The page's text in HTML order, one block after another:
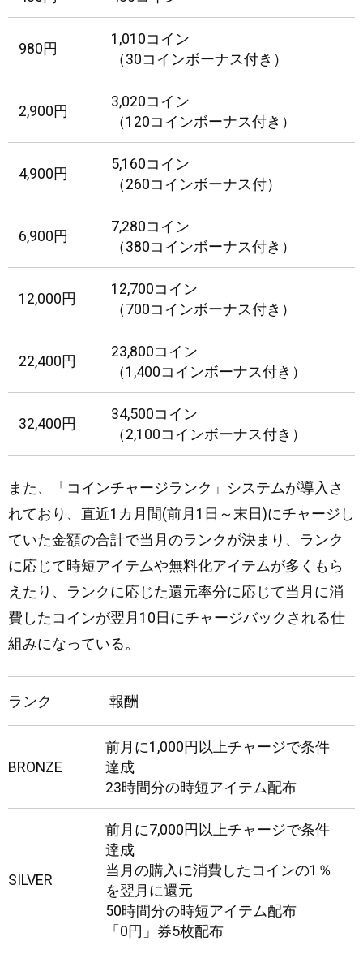
980円
1,010コイン
（30コインボーナス付き）
2,900円
3,020コイン
（120コインボーナス付き）
4,900円
5,160コイン
（260コインボーナス付）
6,900円
7,280コイン
（380コインボーナス付き）
12,000円
12,700コイン
（700コインボーナス付き）
22,400円
23,800コイン
（1,400コインボーナス付き）
32,400円
34,500コイン
（2,100コインボーナス付き）
また、「コインチャージランク」システムが導入さ
れており、直近1カ月間(前月1日～末日)にチャージし
ていた金額の合計で当月のランクが決まり、ランク
に応じて時短アイテムや無料化アイテムが多くもら
えたり、ランクに応じた還元率分に応じて当月に消
費したコインが翌月10日にチャージバックされる仕
組みになっている。
ランク 報酬
BRONZE
前月に1,000円以上チャージで条件
達成
23時間分の時短アイテム配布
SILVER
前月に7,000円以上チャージで条件
達成
当月の購入に消費したコインの1％
を翌月に還元
50時間分の時短アイテム配布
「0円」券5枚配布